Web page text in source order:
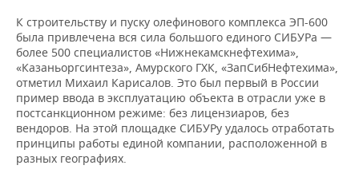
КИБЕРСПОРТ
ФИГУРНОЕ КАТАНИЕ
ВОДНЫЕ ВИДЫ СПОРТА
ХОККЕЙ С МЯЧОМ
КУЛЬТУРА
МЕДИЦИНА
ОБРАЗОВАНИЕ
ПРОИСШЕСТВИЯ
СПИСОК КОМПАНИЙ
К строительству и пуску олефинового комплекса ЭП-600
была привлечена вся сила большого единого СИБУРа —
более 500 специалистов «Нижнекамскнефтехима»,
«Казаньоргсинтеза», Амурского ГХК, «ЗапСибНефтехима»,
отметил Михаил Карисалов. Это был первый в России
пример ввода в эксплуатацию объекта в отрасли уже в
постсанкционном режиме: без лицензиаров, без
вендоров. На этой площадке СИБУРу удалось отработать
принципы работы единой компании, расположенной в
разных географиях.